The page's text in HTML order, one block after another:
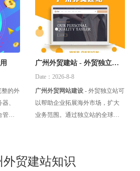
站到
型
com
，
时，
困
业可以成功打造具有竞争力的外
贸独立站，开启全球贸易新篇
章。
、
管理
的费
广州外贸建站 - 外贸独立站
建站 - 拓展海外市场！
Date：2026-8-8
广州外贸网站建设 - 外贸独立站可
以帮助企业拓展海外市场，扩大
业务范围。通过独立站的全球覆
建站要点，新手直接抄作业👇 🔹
外贸建站知识